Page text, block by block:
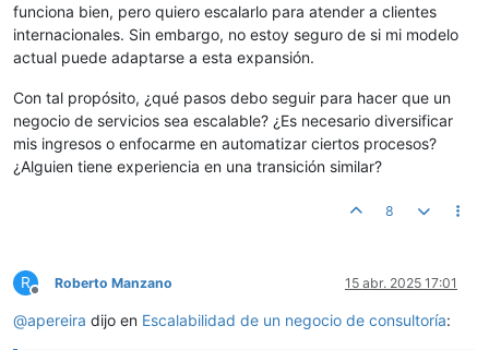
funciona bien, pero quiero escalarlo para atender a clientes
internacionales. Sin embargo, no estoy seguro de si mi modelo
actual puede adaptarse a esta expansión.
Con tal propósito, ¿qué pasos debo seguir para hacer que un
negocio de servicios sea escalable? ¿Es necesario diversificar
mis ingresos o enfocarme en automatizar ciertos procesos?
¿Alguien tiene experiencia en una transición similar?
8
R
Desconectado
Roberto Manzano 15 abr. 2025 17:01
@apereira dijo en Escalabilidad de un negocio de consultoría: